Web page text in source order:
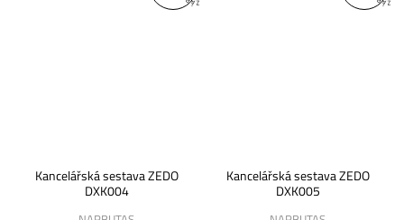
Kancelářská sestava ZEDO
DXK004
Kancelářská sestava ZEDO
DXK005